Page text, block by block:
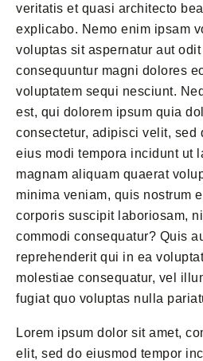
veritatis et quasi architecto
explicabo. Nemo enim ipsam
voluptas sit aspernatur aut
consequuntur magni dolores
voluptatem sequi nesciunt.
est, qui dolorem ipsum quia
consectetur, adipisci velit, sed
eius modi tempora incidunt ut
magnam aliquam quaerat
minima veniam, quis nostrum
corporis suscipit laboriosam,
commodi consequatur? Quis
reprehenderit qui in ea
molestiae consequatur, vel
fugiat quo voluptas nulla
Lorem ipsum dolor sit amet,
elit, sed do eiusmod tempor